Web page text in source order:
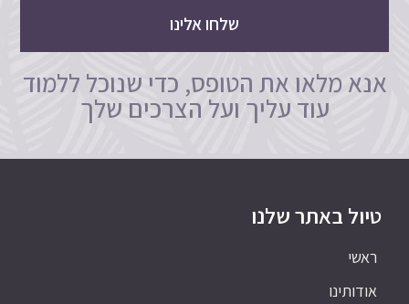
שלחו אלינו
אנא מלאו את הטופס, כדי שנוכל ללמוד
עוד עליך ועל הצרכים שלך
טיול באתר שלנו
ראשי
אודותינו